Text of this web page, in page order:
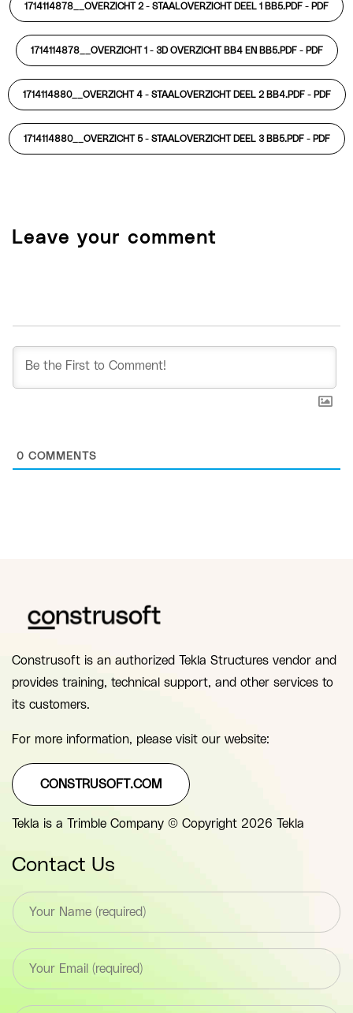
1714114878__OVERZICHT 2 - STAALOVERZICHT DEEL 1 BB5.PDF - PDF
1714114878__OVERZICHT 1 - 3D OVERZICHT BB4 EN BB5.PDF - PDF
1714114880__OVERZICHT 4 - STAALOVERZICHT DEEL 2 BB4.PDF - PDF
1714114880__OVERZICHT 5 - STAALOVERZICHT DEEL 3 BB5.PDF - PDF
Leave your comment
0 COMMENTS
Construsoft is an authorized Tekla Structures vendor and
provides training, technical support, and other services to
its customers.
For more information, please visit our website:
CONSTRUSOFT.COM
Tekla is a Trimble Company © Copyright 2026 Tekla
Contact Us
T
e
x
*
F
e
E
m
a